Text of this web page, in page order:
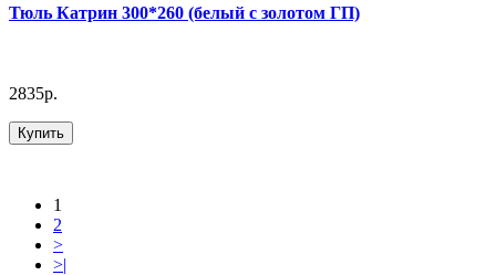
Тюль Катрин 300*260 (белый с золотом ГП)
2835р.
Купить
1
2
>
>|